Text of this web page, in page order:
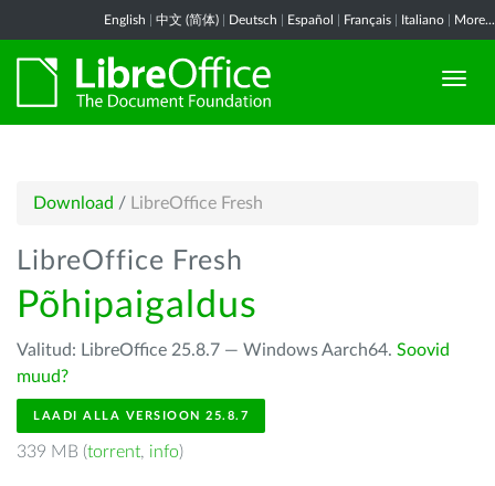
English 中文 (简体) Deutsch Español Français Italiano More...
Download / LibreOffice Fresh
LibreOffice Fresh
Põhipaigaldus
Valitud: LibreOffice 25.8.7 — Windows Aarch64. Soovid
muud?
LAADI ALLA VERSIOON 25.8.7
339 MB (torrent, info)